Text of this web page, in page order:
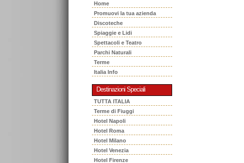
Home
Promuovi la tua azienda
Discoteche
Spiaggie e Lidi
Spettacoli e Teatro
Parchi Naturali
Terme
Italia Info
Destinazioni Speciali
TUTTA ITALIA
Terme di Fiuggi
Hotel Napoli
Hotel Roma
Hotel Milano
Hotel Venezia
Hotel Firenze